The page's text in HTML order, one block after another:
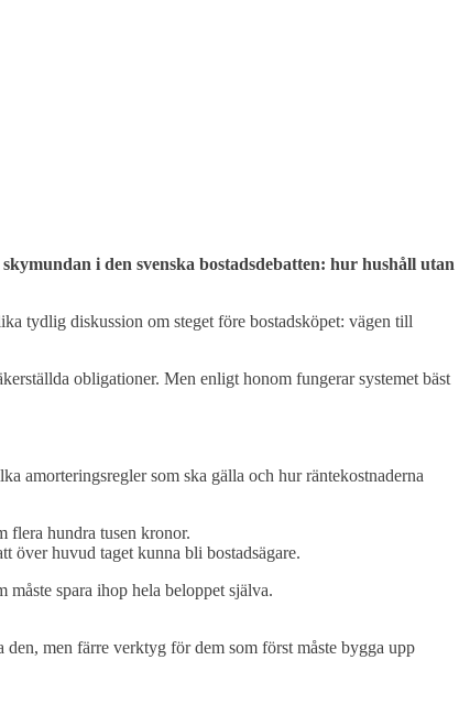
i den svenska bostadsdebatten: hur hushåll utan
tydlig diskussion om steget före bostadsköpet: vägen till
obligationer. Men enligt honom fungerar systemet bäst
amorteringsregler som ska gälla och hur räntekostnaderna
flera hundra tusen kronor.
över huvud taget kunna bli bostadsägare.
spara ihop hela beloppet själva.
men färre verktyg för dem som först måste bygga upp